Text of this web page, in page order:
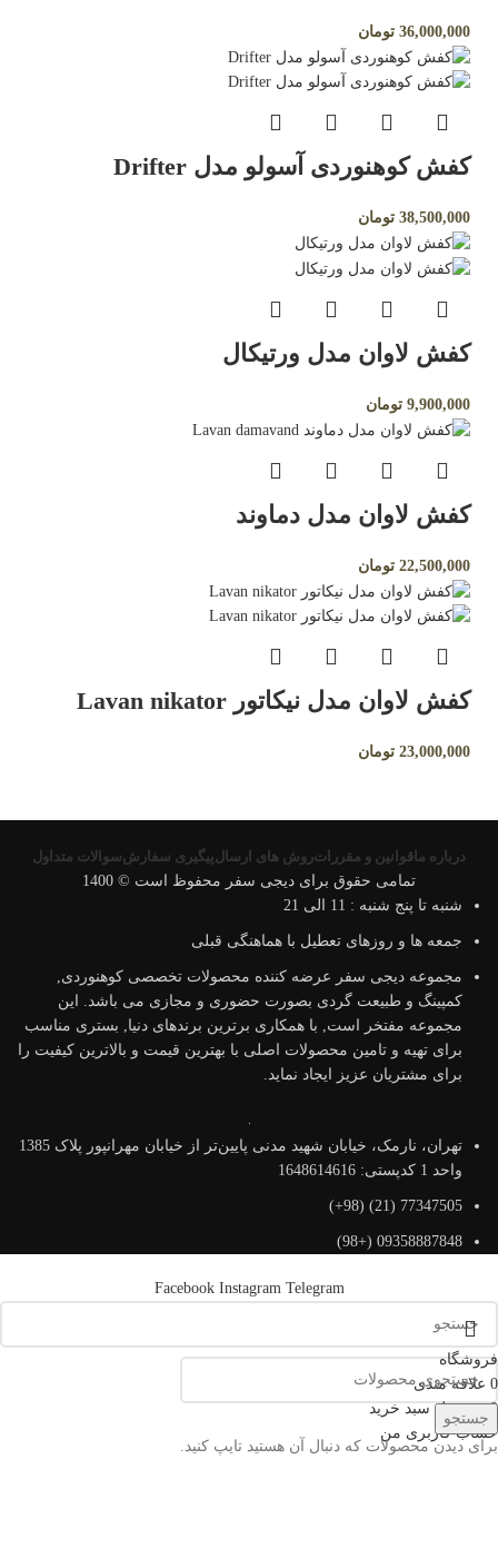
36,000,000 تومان
کفش کوهنوردی آسولو مدل Drifter
38,500,000 تومان
کفش لاوان مدل ورتیکال
9,900,000 تومان
کفش لاوان مدل دماوند
22,500,000 تومان
کفش لاوان مدل نیکاتور Lavan nikator
23,000,000 تومان
درباره ماقوانین و مقرراتروش های ارسالپیگیری سفارشسوالات متداول
تمامی حقوق برای دیجی سفر محفوظ است © 1400
شنبه تا پنج شنبه : 11 الی 21
جمعه ها و روزهای تعطیل با هماهنگی قبلی
مجموعه دیجی سفر عرضه کننده محصولات تخصصی کوهنوردی,
کمپینگ و طبیعت گردی بصورت حضوری و مجازی می باشد. این
مجموعه مفتخر است, با همکاری برترین برندهای دنیا, بستری مناسب
برای تهیه و تامین محصولات اصلی با بهترین قیمت و بالاترین کیفیت را
برای مشتریان عزیز ایجاد نماید.
تهران، نارمک، خیابان شهید مدنی پایین‌تر از خیابان مهرانپور پلاک 1385
واحد 1 کدپستی: 1648614616
77347505 (21) (98+)
09358887848 (+98)
Facebook Instagram Telegram
جستجو
برای دیدن محصولات که دنبال آن هستید تایپ کنید.
فروشگاه
0 علاقه مندی
0 محصول سبد خرید
حساب کاربری من